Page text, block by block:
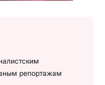
репортажам